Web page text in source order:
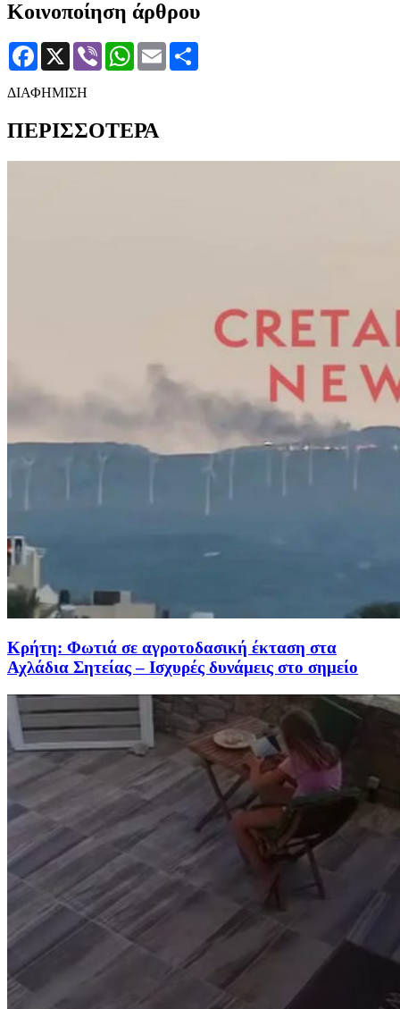
Κοινοποίηση άρθρου
Facebook
X Viber WhatsApp
Email
ΔΙΑΦΗΜΙΣΗ
ΠΕΡΙΣΣΟΤΕΡΑ
Κρήτη: Φωτιά σε αγροτοδασική έκταση στα
Αχλάδια Σητείας – Ισχυρές δυνάμεις στο σημείο